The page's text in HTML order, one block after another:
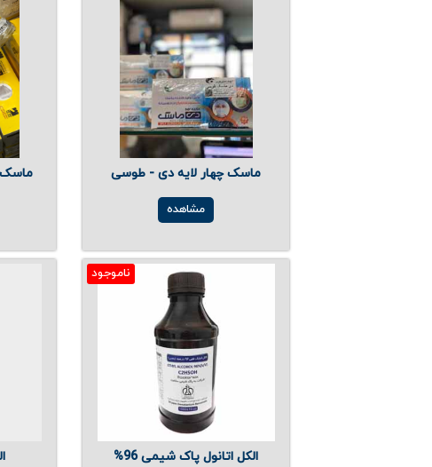
ماسک چهار لایه دی - طوسی
مشاهده
ماسک
ناموجود
الکل اتانول پاک شیمی 96%